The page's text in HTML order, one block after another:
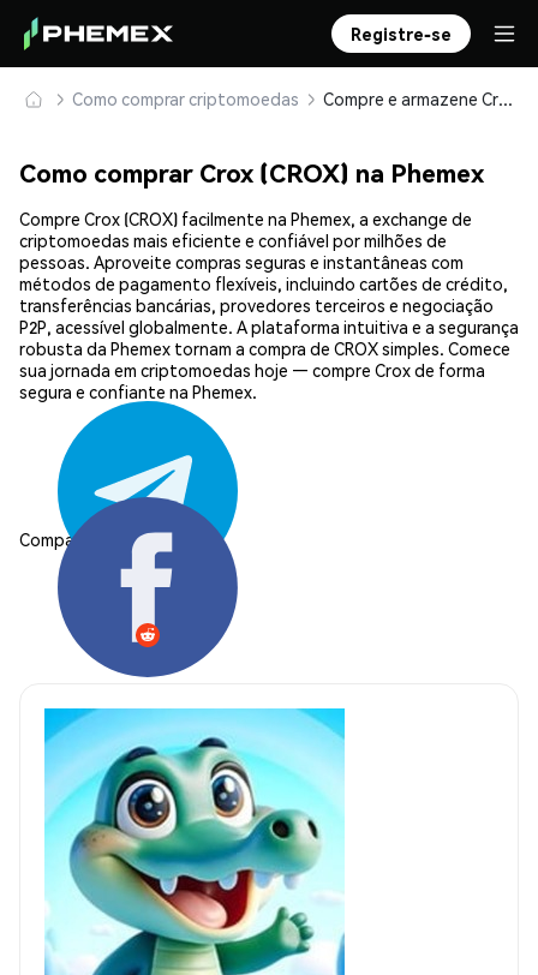
Registre-se
Como comprar criptomoedas Compre e armazene Crox (CROX) com segurança
Como comprar Crox (CROX) na Phemex
Compre Crox (CROX) facilmente na Phemex, a exchange de
criptomoedas mais eficiente e confiável por milhões de
pessoas. Aproveite compras seguras e instantâneas com
métodos de pagamento flexíveis, incluindo cartões de crédito,
transferências bancárias, provedores terceiros e negociação
P2P, acessível globalmente. A plataforma intuitiva e a segurança
robusta da Phemex tornam a compra de CROX simples. Comece
sua jornada em criptomoedas hoje — compre Crox de forma
segura e confiante na Phemex.
Compartilhar: